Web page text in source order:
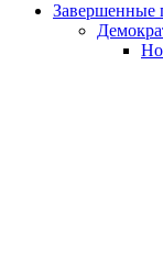
Завершенные